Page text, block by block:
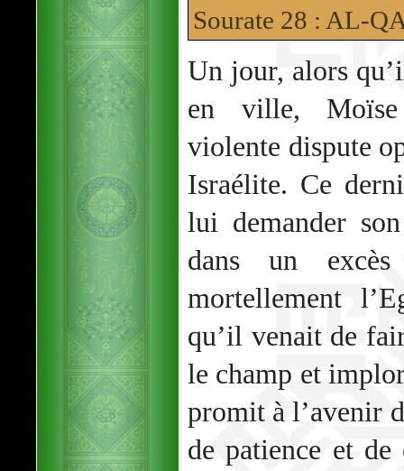
Sourate 28 : AL-
Un jour, alors
en ville,
violente dispute
Israélite. Ce
lui demander
dans un
mortellement
qu’il venait de
le champ et
promit à l’avenir
de patience et de